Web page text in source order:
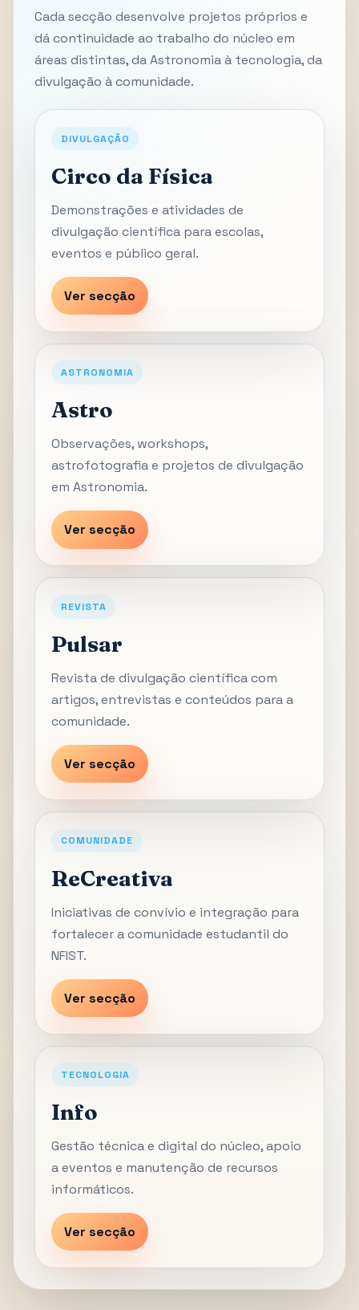
Cada secção desenvolve projetos próprios e
dá continuidade ao trabalho do núcleo em
áreas distintas, da Astronomia à tecnologia, da
divulgação à comunidade.
DIVULGAÇÃO
Circo da Física
Demonstrações e atividades de
divulgação científica para escolas,
eventos e público geral.
Ver secção
ASTRONOMIA
Astro
Observações, workshops,
astrofotografia e projetos de divulgação
em Astronomia.
Ver secção
REVISTA
Pulsar
Revista de divulgação científica com
artigos, entrevistas e conteúdos para a
comunidade.
Ver secção
COMUNIDADE
ReCreativa
Iniciativas de convívio e integração para
fortalecer a comunidade estudantil do
NFIST.
Ver secção
TECNOLOGIA
Info
Gestão técnica e digital do núcleo, apoio
a eventos e manutenção de recursos
informáticos.
Ver secção